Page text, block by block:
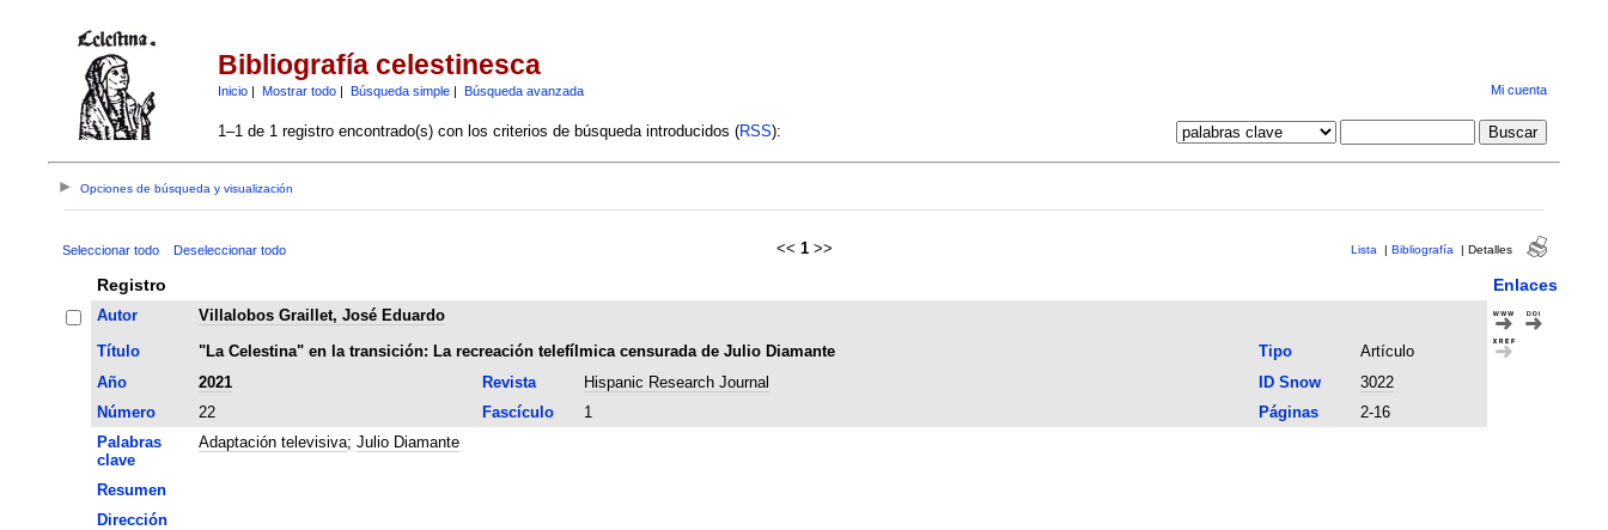
Bibliografía celestinesca
Inicio| Mostrar todo| Búsqueda simple| Búsqueda avanzada Mi cuenta
1–1 de 1 registro encontrado(s) con los criterios de búsqueda introducidos (RSS):
Opciones de búsqueda y visualización
Seleccionar todo Deseleccionar todo << 1 >> Lista | Bibliografía | Detalles
Registro Enlaces
Autor
Villalobos Graillet, José Eduardo
Título
"La Celestina" en la transición: La recreación telefílmica censurada de Julio Diamante Tipo
Artículo
Año
2021 Revista Hispanic Research Journal ID Snow
3022
Número
22 Fascículo 1 Páginas
2-16
Palabras
clave
Adaptación televisiva; Julio Diamante
Resumen
Dirección